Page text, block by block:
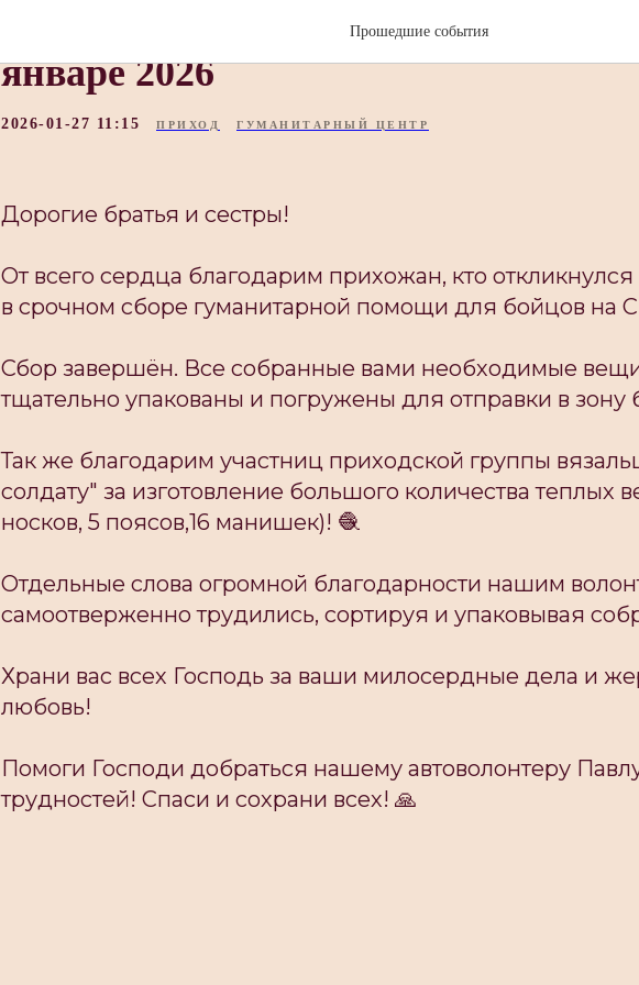
Прошедшие события
Отправка гуманитарной помощи
январе 2026
2026-01-27 11:15 ПРИХОД ГУМАНИТАРНЫЙ ЦЕНТР
Дорогие братья и сестры!
От всего сердца благодарим прихожан, кто
в срочном сборе гуманитарной помощи для бойцов на
Сбор завершён. Все собранные вами необходимые
тщательно упакованы и погружены для отправки в зону
Так же благодарим участниц приходской группы
солдату" за изготовление большого количества теплых
носков, 5 поясов,16 манишек)! 🧶
Отдельные слова огромной благодарности нашим
самоотверженно трудились, сортируя и упаковывая
Храни вас всех Господь за ваши милосердные дела и
любовь!
Помоги Господи добраться нашему автоволонтеру
трудностей! Спаси и сохрани всех! 🙏